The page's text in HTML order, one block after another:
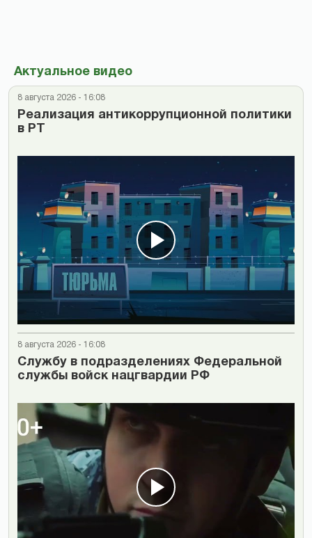
Актуальное видео
8 августа 2026 - 16:08
Реализация антикоррупционной политики
в РТ
8 августа 2026 - 16:08
Cлужбу в подразделениях Федеральной
службы войск нацгвардии РФ